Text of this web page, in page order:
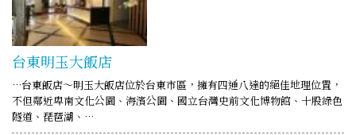
台東明玉大飯店
…台東飯店～明玉大飯店位於台東市區，擁有四通八達的絕佳地理位置，
不但鄰近卑南文化公園、海濱公園、國立台灣史前文化博物館、十股綠色
隧道、琵琶湖、…